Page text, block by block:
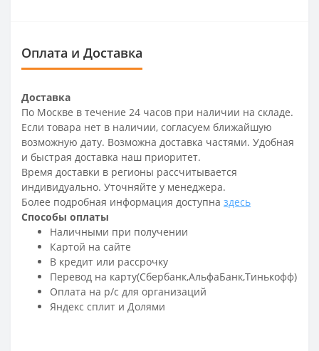
Оплата и Доставка
Доставка
По Москве в течение 24 часов при наличии на складе.
Если товара нет в наличии, согласуем ближайшую
возможную дату. Возможна доставка частями. Удобная
и быстрая доставка наш приоритет.
Время доставки в регионы рассчитывается
индивидуально. Уточняйте у менеджера.
Более подробная информация доступна здесь
Способы оплаты
Наличными при получении
Картой на сайте
В кредит или рассрочку
Перевод на карту(Сбербанк,АльфаБанк,Тинькофф)
Оплата на р/c для организаций
Яндекс сплит и Долями